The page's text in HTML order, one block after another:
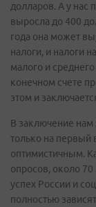
долларов. А у нас
выросла до 400
года она может
налоги, и налоги
малого и
конечном счете
этом и
В заключение нам
только на первый
оптимистичным.
опросов, около 70
успех России и
полностью